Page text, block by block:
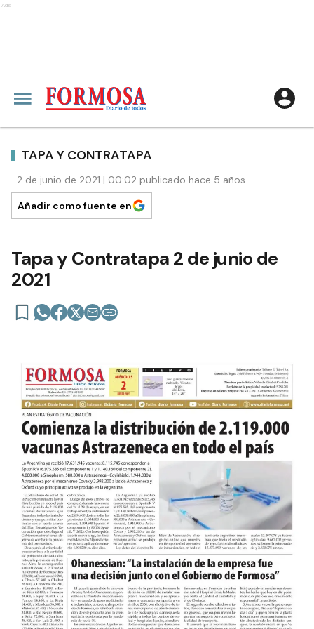
Ads
TAPA Y CONTRATAPA
2 de junio de 2021 | 00:02 publicado hace 5 años
Añadir como fuente en
Tapa y Contratapa 2 de junio de
2021